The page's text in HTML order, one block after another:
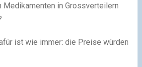
Medikamenten in Grossverteilern
ist wie immer: die Preise würden